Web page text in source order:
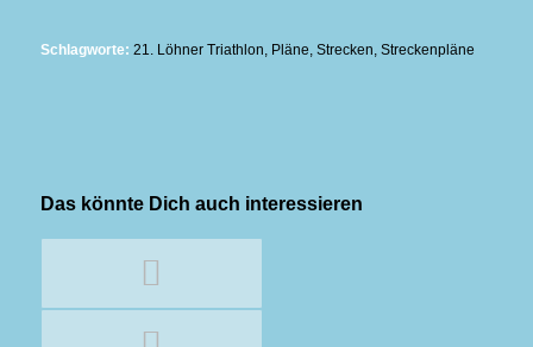
Schlagworte: 21. Löhner Triathlon Pläne Strecken Streckenpläne
Das könnte Dich auch interessieren